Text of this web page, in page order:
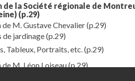
de la Société régionale de
(p.29)
M. Gustave Chevalier(p.29)
de jardinage(p.29)
Tableux, Portraits, etc. (p.29)
M. Léon Loiseau(p.29)